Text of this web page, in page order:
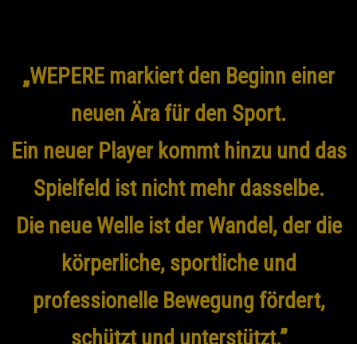
„WEPERE markiert den Beginn einer
neuen Ära für den Sport.
Ein neuer Player kommt hinzu und das
Spielfeld ist nicht mehr dasselbe.
Die neue Welle ist der Wandel, der die
körperliche, sportliche und
professionelle Bewegung fördert,
schützt und unterstützt.”